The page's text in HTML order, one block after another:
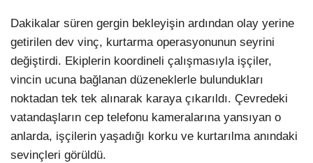
Dakikalar süren gergin bekleyişin ardından olay yerine
getirilen dev vinç, kurtarma operasyonunun seyrini
değiştirdi. Ekiplerin koordineli çalışmasıyla işçiler,
vincin ucuna bağlanan düzeneklerle bulundukları
noktadan tek tek alınarak karaya çıkarıldı. Çevredeki
vatandaşların cep telefonu kameralarına yansıyan o
anlarda, işçilerin yaşadığı korku ve kurtarılma anındaki
sevinçleri görüldü.